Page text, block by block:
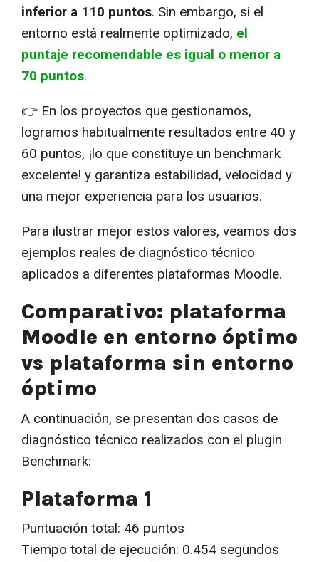
inferior a 110 puntos. Sin embargo, si el
entorno está realmente optimizado, el
puntaje recomendable es igual o menor a
70 puntos.
👉 En los proyectos que gestionamos,
logramos habitualmente resultados entre 40 y
60 puntos, ¡lo que constituye un benchmark
excelente! y garantiza estabilidad, velocidad y
una mejor experiencia para los usuarios.
Para ilustrar mejor estos valores, veamos dos
ejemplos reales de diagnóstico técnico
aplicados a diferentes plataformas Moodle.
Comparativo: plataforma
Moodle en entorno óptimo
vs plataforma sin entorno
óptimo
A continuación, se presentan dos casos de
diagnóstico técnico realizados con el plugin
Benchmark:
Plataforma 1
Puntuación total: 46 puntos
Tiempo total de ejecución: 0.454 segundos